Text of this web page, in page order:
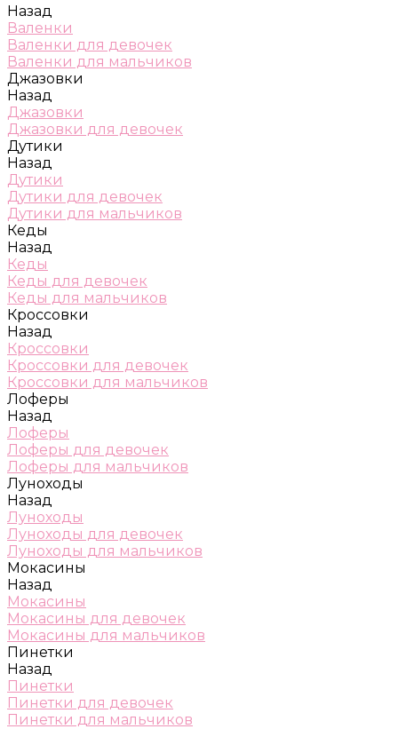
Назад
Валенки
Валенки для девочек
Валенки для мальчиков
Джазовки
Назад
Джазовки
Джазовки для девочек
Дутики
Назад
Дутики
Дутики для девочек
Дутики для мальчиков
Кеды
Назад
Кеды
Кеды для девочек
Кеды для мальчиков
Кроссовки
Назад
Кроссовки
Кроссовки для девочек
Кроссовки для мальчиков
Лоферы
Назад
Лоферы
Лоферы для девочек
Лоферы для мальчиков
Луноходы
Назад
Луноходы
Луноходы для девочек
Луноходы для мальчиков
Мокасины
Назад
Мокасины
Мокасины для девочек
Мокасины для мальчиков
Пинетки
Назад
Пинетки
Пинетки для девочек
Пинетки для мальчиков